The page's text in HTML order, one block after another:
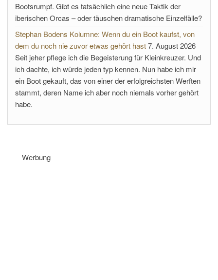
Bootsrumpf. Gibt es tatsächlich eine neue Taktik der
iberischen Orcas – oder täuschen dramatische Einzelfälle?
Stephan Bodens Kolumne: Wenn du ein Boot kaufst, von
dem du noch nie zuvor etwas gehört hast7. August 2026
Seit jeher pflege ich die Begeisterung für Kleinkreuzer. Und
ich dachte, ich würde jeden typ kennen. Nun habe ich mir
ein Boot gekauft, das von einer der erfolgreichsten Werften
stammt, deren Name ich aber noch niemals vorher gehört
habe.
Werbung